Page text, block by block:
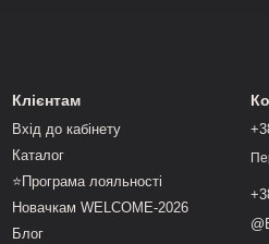
і науково обґрунтовану
Клієнтам
Вхід до кабінету
Каталог
⭐Програма лояльності
Новачкам WELCOME-2026
Блог